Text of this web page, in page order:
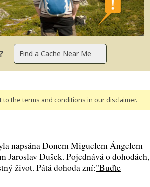
the terms and conditions in our disclaimer.
napsána Donem Miguelem Ángelem
Jaroslav Dušek. Pojednává o dohodách,
život. Pátá dohoda zní:"Buďte